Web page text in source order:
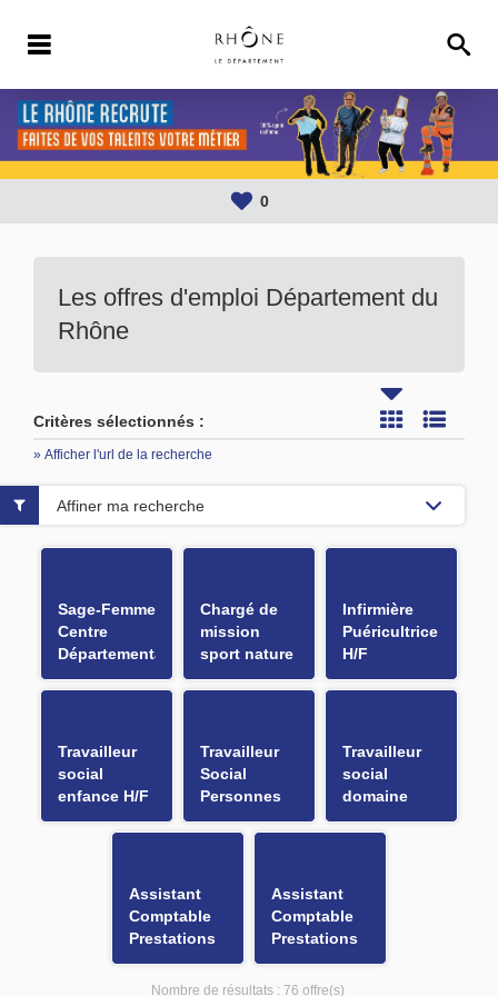
0
Les offres d'emploi Département du
Rhône
Critères sélectionnés :
» Afficher l'url de la recherche
Sage-Femme
Centre
Départemental
de Santé et
(CDSES) H/F
Chargé de
mission
sport nature
Géocaching
Infirmière
Puéricultrice
H/F
Travailleur
social
enfance H/F
Travailleur
Social
Personnes
Handicapées
(PH) H/F
Travailleur
social
domaine
enfance -
H/F
Assistant
Comptable
Prestations
Aides à
Domicile et
Assistant
Comptable
Prestations
Aides à
Domicile et
Affiner ma recherche
Nombre de résultats : 76 offre(s)